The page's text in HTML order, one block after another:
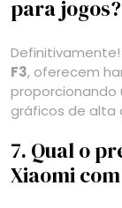
para jogos?
F3, oferecem
proporcionando
gráficos de alta
7. Qual o
Xiaomi